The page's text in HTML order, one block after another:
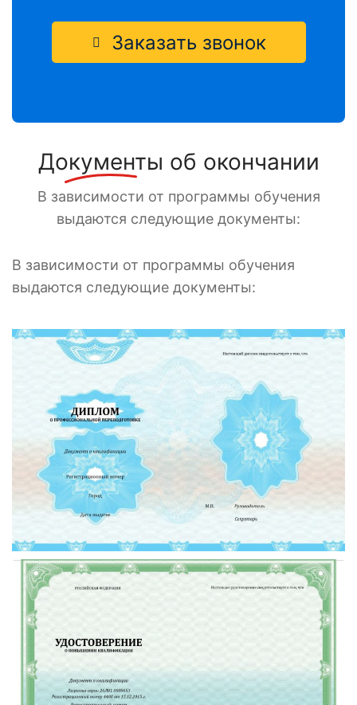
Заказать звонок
Документы об окончании
В зависимости от программы обучения
выдаются следующие документы:
В зависимости от программы обучения
выдаются следующие документы: